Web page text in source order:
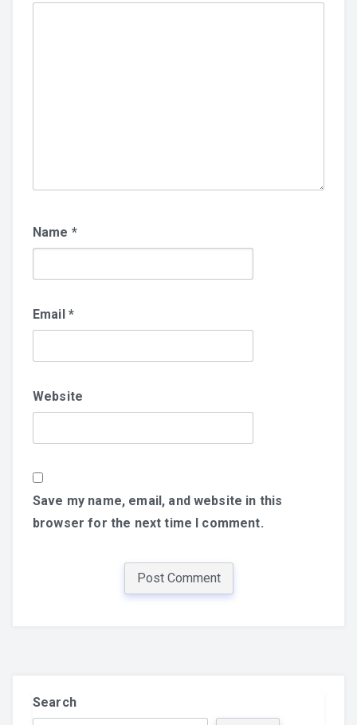
Name *
Email *
Website
Save my name, email, and website in this
browser for the next time I comment.
Search